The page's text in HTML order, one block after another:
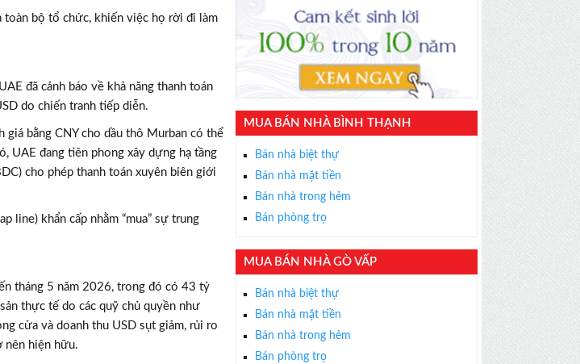
toàn bộ tổ chức, khiến việc họ rời đi làm
đã cảnh báo về khả năng thanh toán
do chiến tranh tiếp diễn.
bằng CNY cho dầu thô Murban có thể
UAE đang tiên phong xây dựng hạ tầng
cho phép thanh toán xuyên biên giới
line) khẩn cấp nhằm “mua” sự trung
tháng 5 năm 2026, trong đó có 43 tỷ
thực tế do các quỹ chủ quyền như
cửa và doanh thu USD sụt giảm, rủi ro
nên hiện hữu.
MUA BÁN NHÀ BÌNH THẠNH
Bán nhà biệt thự
Bán nhà mặt tiền
Bán nhà trong hẻm
Bán phòng trọ
MUA BÁN NHÀ GÒ VẤP
Bán nhà biệt thự
Bán nhà mặt tiền
Bán nhà trong hẻm
Bán phòng trọ